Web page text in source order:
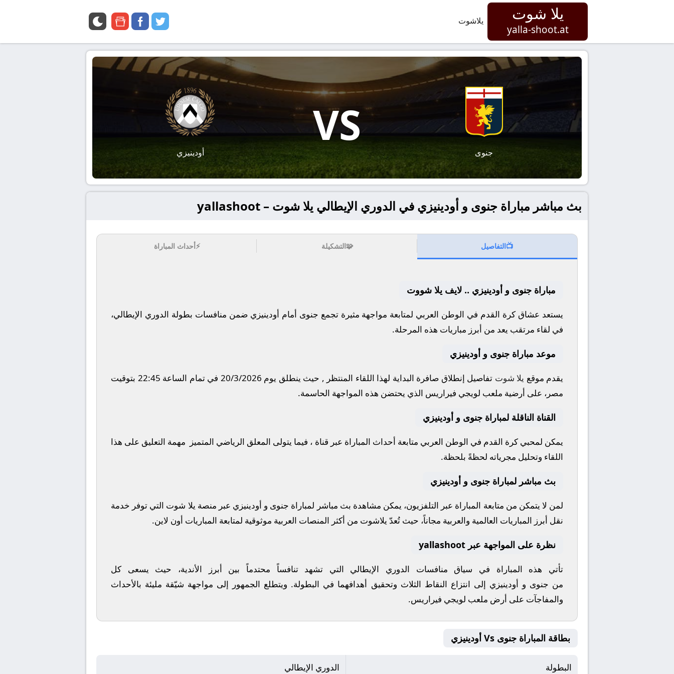
يلا شوت
yalla-shoot.at
يلاشوت twitter
facebook
google
جنوى
VS
أودينيزي
بث مباشر مباراة جنوى و أودينيزي في الدوري الإيطالي يلا شوت – yallashoot
📺التفاصيل 🧩التشكيلة ⚡أحداث المباراة
مباراة جنوى و أودينيزي .. لايف يلا شووت
يستعد عشاق كرة القدم في الوطن العربي لمتابعة مواجهة مثيرة تجمع جنوى أمام أودينيزي ضمن منافسات بطولة الدوري الإيطالي،
في لقاء مرتقب يعد من أبرز مباريات هذه المرحلة.
موعد مباراة جنوى و أودينيزي
يقدم موقع يلا شوت تفاصيل إنطلاق صافرة البداية لهذا اللقاء المنتظر , حيث ينطلق يوم 20/3/2026 في تمام الساعة 22:45 بتوقيت
مصر، على أرضية ملعب لويجي فيراريس الذي يحتضن هذه المواجهة الحاسمة.
القناة الناقلة لمباراة جنوى و أودينيزي
يمكن لمحبي كرة القدم في الوطن العربي متابعة أحداث المباراة عبر قناة ، فيما يتولى المعلق الرياضي المتميز
مهمة التعليق على هذا
اللقاء وتحليل مجرياته لحظةً بلحظة.
بث مباشر لمباراة جنوى و أودينيزي
لمن لا يتمكن من متابعة المباراة عبر التلفزيون، يمكن مشاهدة بث مباشر لمباراة جنوى و أودينيزي عبر منصة يلا شوت التي توفر خدمة
نقل أبرز المباريات العالمية والعربية مجاناً، حيث تُعدّ يلاشوت من أكثر المنصات العربية موثوقية لمتابعة المباريات أون لاين.
نظرة على المواجهة عبر yallashoot
تأتي هذه المباراة في سياق منافسات الدوري الإيطالي التي تشهد تنافساً محتدماً بين أبرز الأندية، حيث يسعى كل
من جنوى و أودينيزي إلى انتزاع النقاط الثلاث وتحقيق أهدافهما في البطولة. ويتطلع الجمهور إلى مواجهة شيّقة مليئة بالأحداث
والمفاجآت على أرض ملعب لويجي فيراريس.
بطاقة المباراة جنوى Vs أودينيزي
البطولة الدوري الإيطالي